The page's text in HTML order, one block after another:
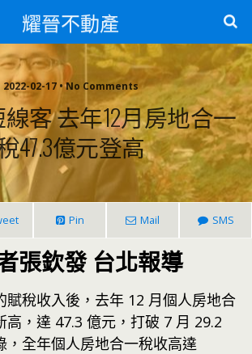
耀晉不動產
2022-02-17 • No Comments
客 去年12月房地合一
47.3億元登高
Pin Mail SMS
張欽發 台北報導
賦稅收入後，去年 12 月個人房地合
高，達 47.3 億元，打破 7 月 29.2
，全年個人房地合一稅收高達